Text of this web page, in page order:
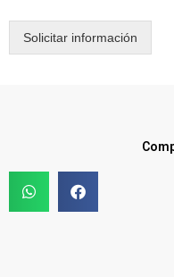
Solicitar información